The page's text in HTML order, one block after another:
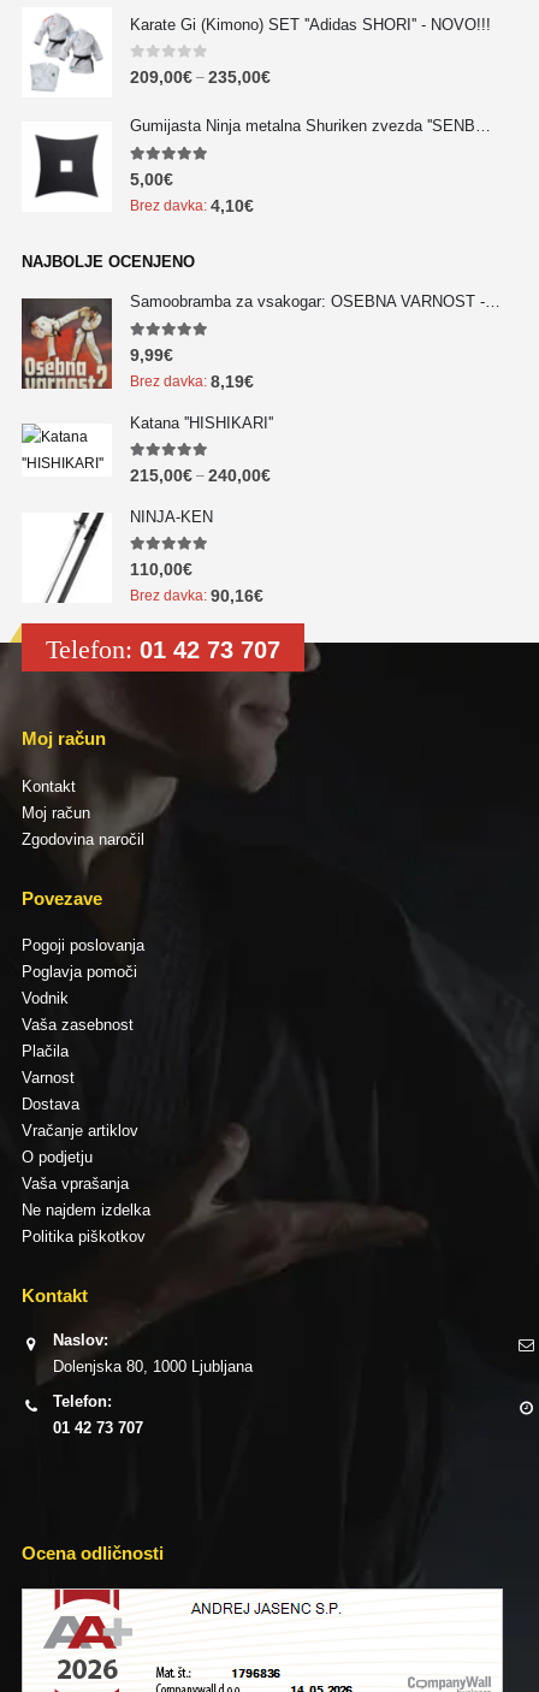
Karate Gi (Kimono) SET ''Adidas SHORI'' - NOVO!!!
0out of 5
209,00€ – 235,00€
Gumijasta Ninja metalna Shuriken zvezda ''SENBAN'' - NOVO!!!
5.00out of 5
5,00€
Brez davka: 4,10€
NAJBOLJE OCENJENO
Samoobramba za vsakogar: OSEBNA VARNOST - NOVO!!!
5.00out of 5
9,99€
Brez davka: 8,19€
Katana ''HISHIKARI''
5.00 out of 5
215,00€ – 240,00€
NINJA-KEN
5.00 out of 5
110,00€
Brez davka: 90,16€
Telefon: 01 42 73 707
Moj račun
Kontakt
Moj račun
Zgodovina naročil
Povezave
Pogoji poslovanja
Poglavja pomoči
Vodnik
Vaša zasebnost
Plačila
Varnost
Dostava
Vračanje artiklov
O podjetju
Vaša vprašanja
Ne najdem izdelka
Politika piškotkov
Kontakt
Naslov:
Dolenjska 80, 1000 Ljubljana
Telefon:
01 42 73 707
Ocena odličnosti